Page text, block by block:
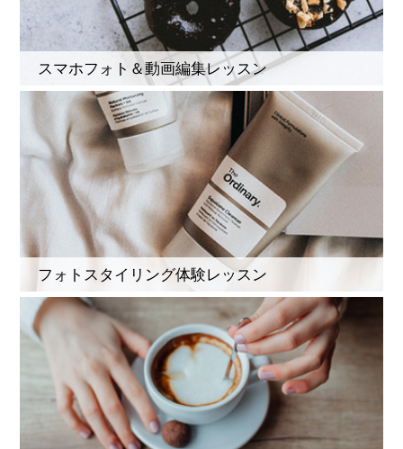
スマホフォト＆動画編集レッスン
フォトスタイリング体験レッスン